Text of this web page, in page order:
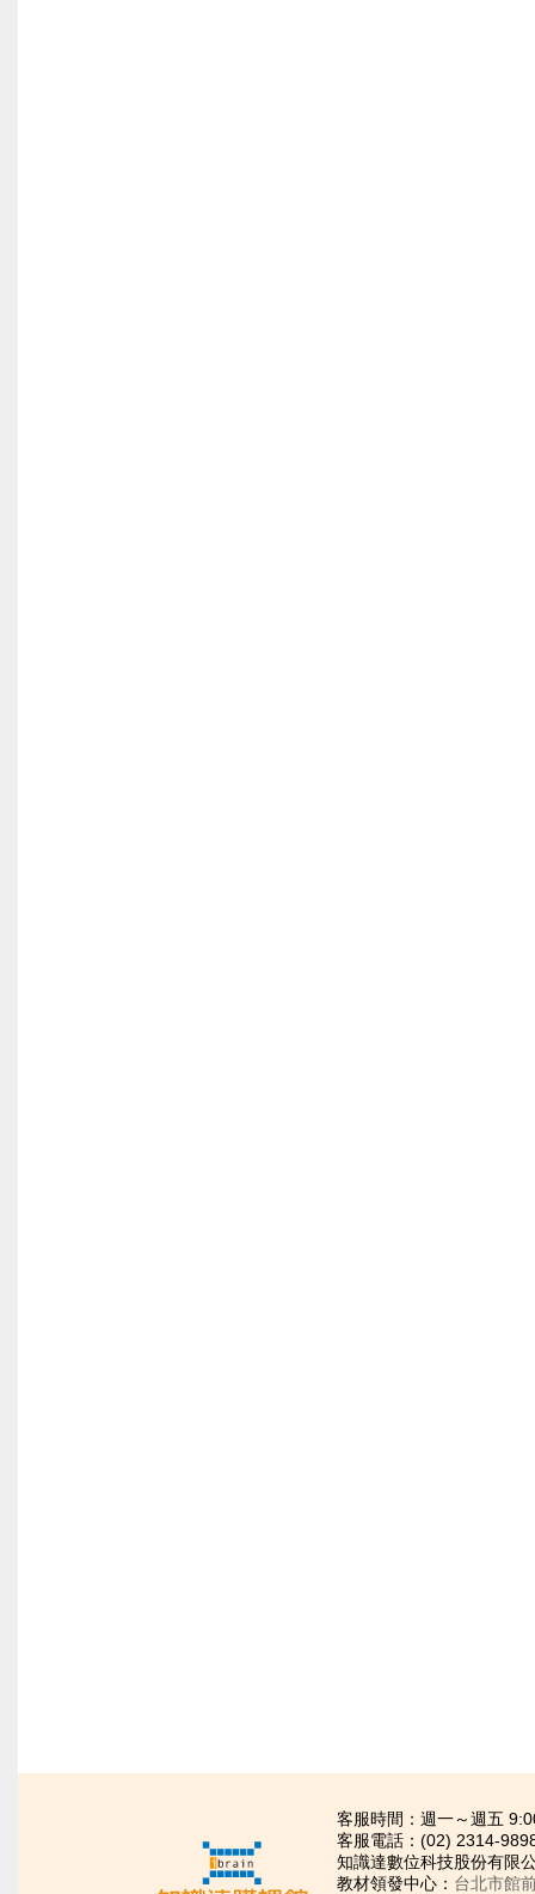
客服時間：週一～週五
客服電話：(02) 2314-
知識達數位科技股份有
教材領發中心： 台北市館